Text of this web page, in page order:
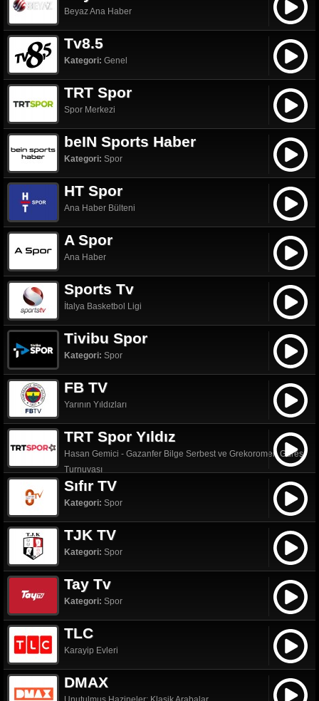
Beyaz Ana Haber
Tv8.5
Kategori: Genel
TRT Spor
Spor Merkezi
beIN Sports Haber
Kategori: Spor
HT Spor
Ana Haber Bülteni
A Spor
Ana Haber
Sports Tv
İtalya Basketbol Ligi
Tivibu Spor
Kategori: Spor
FB TV
Yarının Yıldızları
TRT Spor Yıldız
Hasan Gemici - Gazanfer Bilge Serbest ve Grekoromen Güreş
Turnuvası
Sıfır TV
Kategori: Spor
TJK TV
Kategori: Spor
Tay Tv
Kategori: Spor
TLC
Karayip Evleri
DMAX